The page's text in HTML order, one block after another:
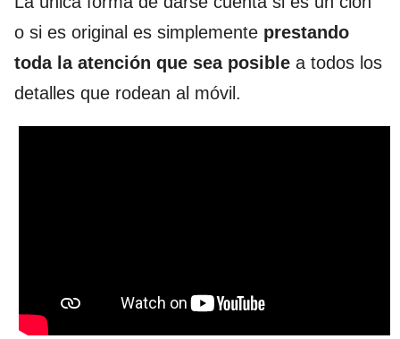
o si es original es simplemente prestando
toda la atención que sea posible a todos los
detalles que rodean al móvil.